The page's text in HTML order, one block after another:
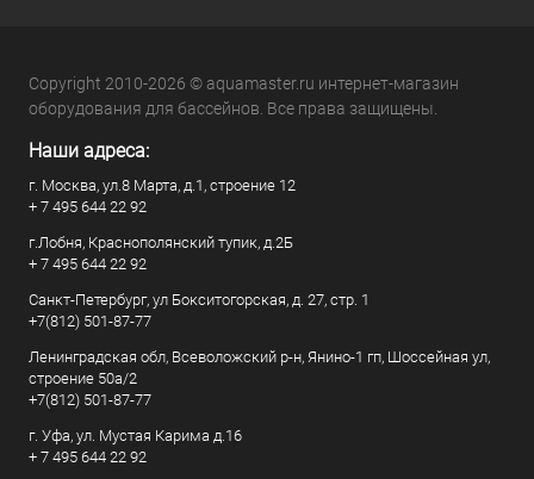
Copyright 2010-2026 © aquamaster.ru интернет-магазин
оборудования для бассейнов. Все права защищены.
Наши адреса:
г. Москва, ул.8 Марта, д.1, строение 12
+ 7 495 644 22 92
г.Лобня, Краснополянский тупик, д.2Б
+ 7 495 644 22 92
Санкт-Петербург, ул Бокситогорская, д. 27, стр. 1
+7(812) 501-87-77
Ленинградская обл, Всеволожский р-н, Янино-1 гп, Шоссейная ул,
строение 50а/2
+7(812) 501-87-77
г. Уфа, ул. Мустая Карима д.16
+ 7 495 644 22 92